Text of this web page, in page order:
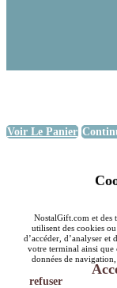
Voir Le Panier
NostalGift.com et des
utilisent des cookies
d’accéder, d’analyser et
votre terminal ainsi que
données de
refuser